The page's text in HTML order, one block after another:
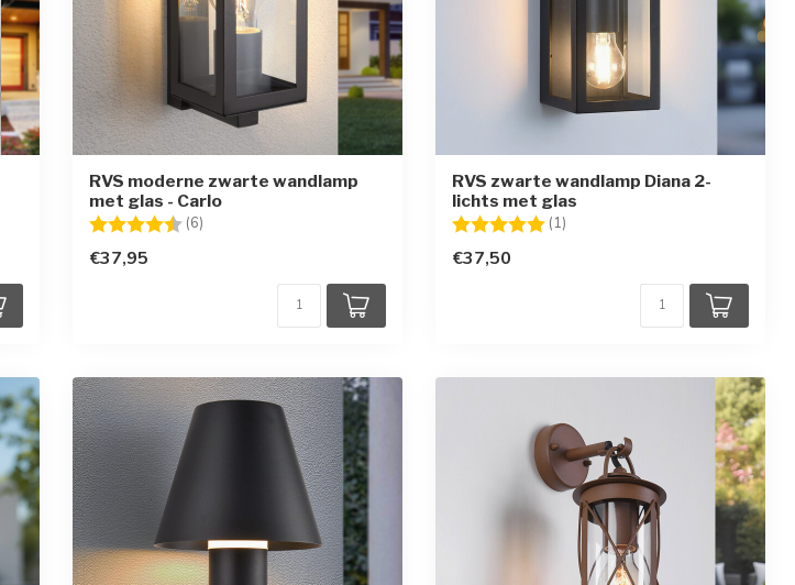
RVS moderne zwarte wandlamp
met glas - Carlo
Beoordeling: (6)
€37,95
RVS zwarte wandlamp Diana 2-
lichts met glas
Beoordeling: (1)
€37,50